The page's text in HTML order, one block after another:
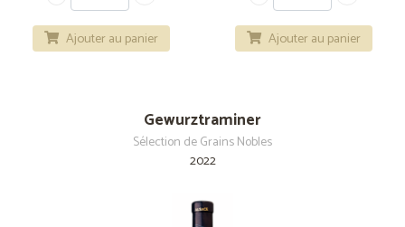
Ajouter au panier Ajouter au panier
Gewurztraminer
Sélection de Grains Nobles
2022